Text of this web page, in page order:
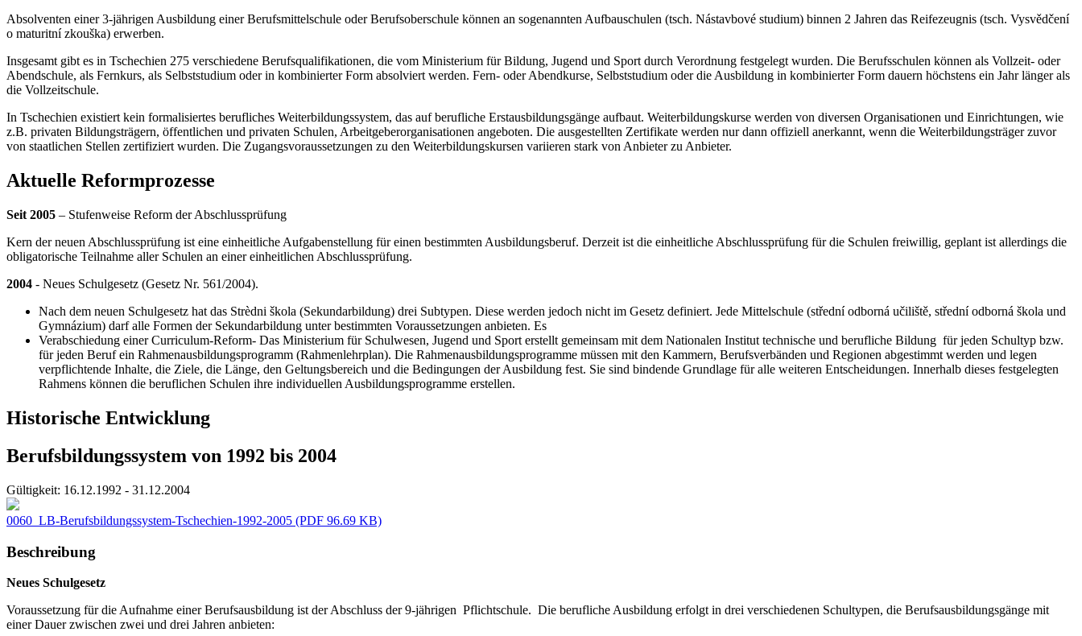
Absolventen einer 3-jährigen Ausbildung einer Berufsmittelschule oder Berufsoberschule können an sogenannten Aufbauschulen (tsch. Nástavbové studium) binnen 2 Jahren das Reifezeugnis (tsch. Vysvědčení
o maturitní zkouška) erwerben.
Insgesamt gibt es in Tschechien 275 verschiedene Berufsqualifikationen, die vom Ministerium für Bildung, Jugend und Sport durch Verordnung festgelegt wurden. Die Berufsschulen können als Vollzeit- oder
Abendschule, als Fernkurs, als Selbststudium oder in kombinierter Form absolviert werden. Fern- oder Abendkurse, Selbststudium oder die Ausbildung in kombinierter Form dauern höchstens ein Jahr länger als
die Vollzeitschule.
In Tschechien existiert kein formalisiertes berufliches Weiterbildungssystem, das auf berufliche Erstausbildungsgänge aufbaut. Weiterbildungskurse werden von diversen Organisationen und Einrichtungen, wie
z.B. privaten Bildungsträgern, öffentlichen und privaten Schulen, Arbeitgeberorganisationen angeboten. Die ausgestellten Zertifikate werden nur dann offiziell anerkannt, wenn die Weiterbildungsträger zuvor
von staatlichen Stellen zertifiziert wurden. Die Zugangsvoraussetzungen zu den Weiterbildungskursen variieren stark von Anbieter zu Anbieter.
Aktuelle Reformprozesse
Seit 2005 – Stufenweise Reform der Abschlussprüfung
Kern der neuen Abschlussprüfung ist eine einheitliche Aufgabenstellung für einen bestimmten Ausbildungsberuf. Derzeit ist die einheitliche Abschlussprüfung für die Schulen freiwillig, geplant ist allerdings die
obligatorische Teilnahme aller Schulen an einer einheitlichen Abschlussprüfung.
2004 - Neues Schulgesetz (Gesetz Nr. 561/2004).
Nach dem neuen Schulgesetz hat das Strèdni škola (Sekundarbildung) drei Subtypen. Diese werden jedoch nicht im Gesetz definiert. Jede Mittelschule (střední odborná učiliště, střední odborná škola und
Gymnázium) darf alle Formen der Sekundarbildung unter bestimmten Voraussetzungen anbieten. Es
Verabschiedung einer Curriculum-Reform- Das Ministerium für Schulwesen, Jugend und Sport erstellt gemeinsam mit dem Nationalen Institut technische und berufliche Bildung für jeden Schultyp bzw.
für jeden Beruf ein Rahmenausbildungsprogramm (Rahmenlehrplan). Die Rahmenausbildungsprogramme müssen mit den Kammern, Berufsverbänden und Regionen abgestimmt werden und legen
verpflichtende Inhalte, die Ziele, die Länge, den Geltungsbereich und die Bedingungen der Ausbildung fest. Sie sind bindende Grundlage für alle weiteren Entscheidungen. Innerhalb dieses festgelegten
Rahmens können die beruflichen Schulen ihre individuellen Ausbildungsprogramme erstellen.
Historische Entwicklung
Berufsbildungssystem von 1992 bis 2004
Gültigkeit: 16.12.1992 - 31.12.2004
0060_LB-Berufsbildungssystem-Tschechien-1992-2005 (PDF 96.69 KB)
Beschreibung
Neues Schulgesetz
Voraussetzung für die Aufnahme einer Berufsausbildung ist der Abschluss der 9-jährigen Pflichtschule. Die berufliche Ausbildung erfolgt in drei verschiedenen Schultypen, die Berufsausbildungsgänge mit
einer Dauer zwischen zwei und drei Jahren anbieten: